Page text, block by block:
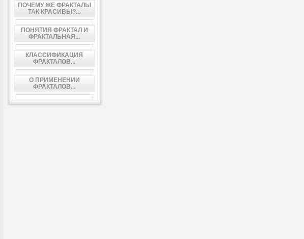
ПОЧЕМУ ЖЕ ФРАКТАЛЫ
ТАК КРАСИВЫ?...
ПОНЯТИЯ ФРАКТАЛ И
ФРАКТАЛЬНАЯ...
КЛАССИФИКАЦИЯ
ФРАКТАЛОВ...
О ПРИМЕНЕНИИ
ФРАКТАЛОВ...